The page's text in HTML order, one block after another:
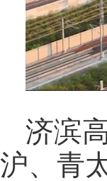
济滨
沪、青